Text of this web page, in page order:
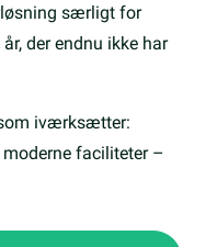
særligt for
der endnu ikke har
iværksætter:
faciliteter –